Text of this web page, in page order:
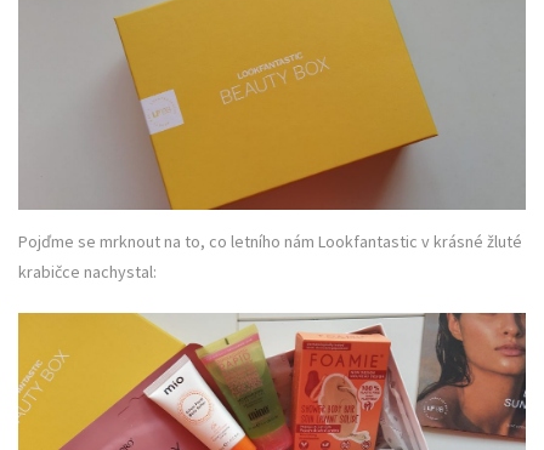
Pojďme se mrknout na to, co letního nám Lookfantastic v krásné žluté
krabičce nachystal: